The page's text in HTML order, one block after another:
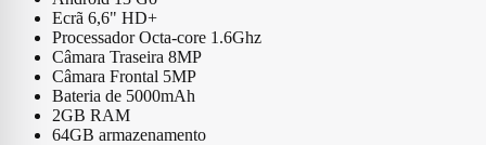
CinzentoEcrã 6,6" HD+
Processador Octa-core 1.6Ghz
Câmara Traseira 8MP
Câmara Frontal 5MP
Bateria de 5000mAh
2GB RAM
64GB armazenamento